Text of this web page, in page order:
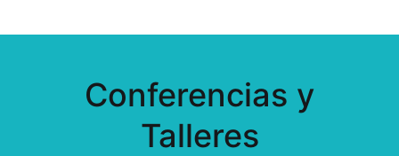
Conferencias y
Talleres